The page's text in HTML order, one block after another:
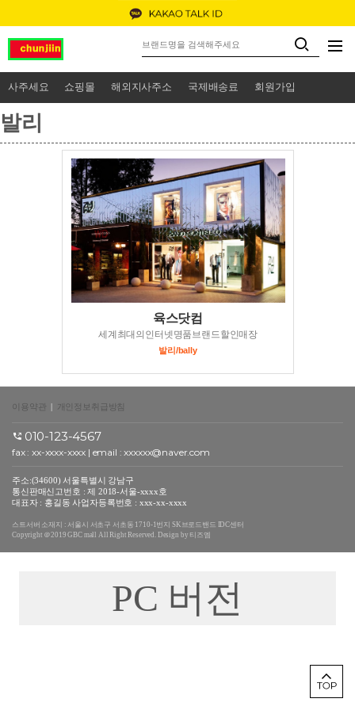
사주세요 쇼핑몰 해외지사주소 국제배송료 회원가입
발리
육스닷컴
세계최대의인터넷명품브랜드할인매장
발리/bally
이용약관 | 개인정보취급방침
010-123-4567
fax : xx-xxxx-xxxx | email : xxxxxx@naver.com
주소:(34600) 서울특별시 강남구
통신판매신고번호 : 제 2018-서울-xxxx호
대표자 : 홍길동 사업자등록번호 : xxx-xx-xxxx
스트서버 소재지 : 서울시 서초구 서초동 1710-1번지 SK브로드밴드 IDC센터
Copyright ＠2019 GBC mall All Right Reserved. Design by 티즈엠
PC 버전